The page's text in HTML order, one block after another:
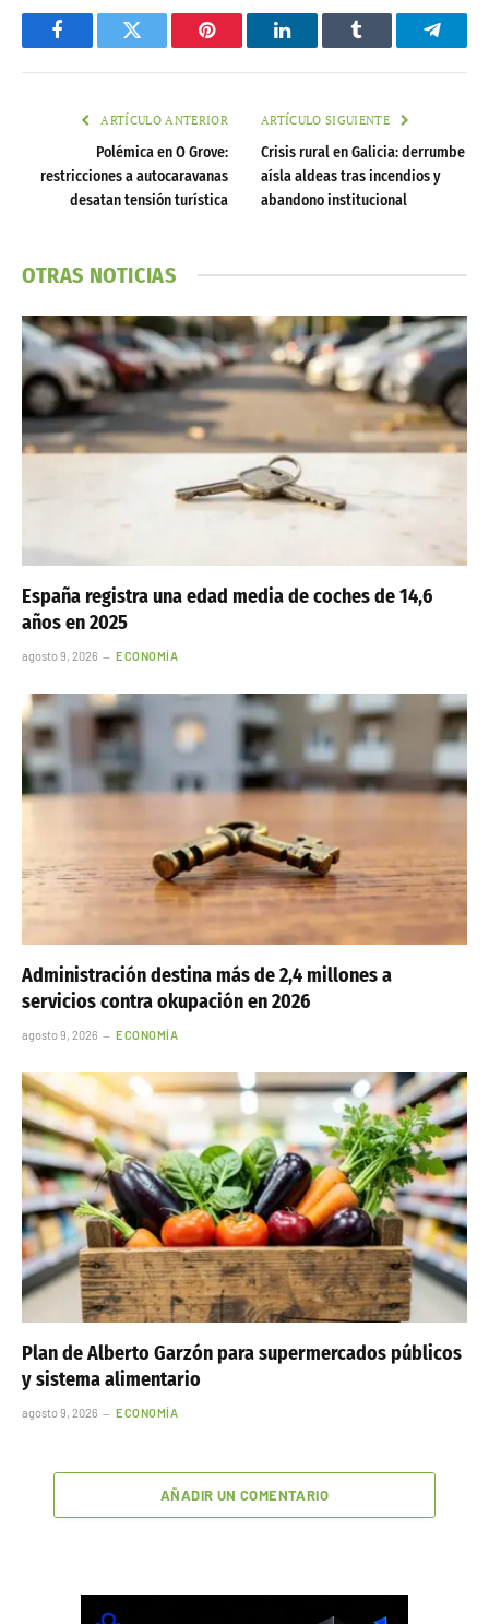
FacebookTwitter Pinterest LinkedInTumblr
ARTÍCULO ANTERIOR
Polémica en O Grove:
restricciones a autocaravanas
desatan tensión turística
ARTÍCULO SIGUIENTE
Crisis rural en Galicia: derrumbe
aísla aldeas tras incendios y
abandono institucional
OTRAS NOTICIAS
España registra una edad media de coches de 14,6
años en 2025
agosto 9, 2026 ECONOMÍA
Administración destina más de 2,4 millones a
servicios contra okupación en 2026
agosto 9, 2026 ECONOMÍA
Plan de Alberto Garzón para supermercados públicos
y sistema alimentario
agosto 9, 2026 ECONOMÍA
AÑADIR UN COMENTARIO